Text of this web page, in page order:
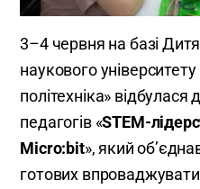
3–4 червня на базі
наукового
політехніка» відбулася
педагогів «STEM-
Micro:bit», який
готових впроваджувати